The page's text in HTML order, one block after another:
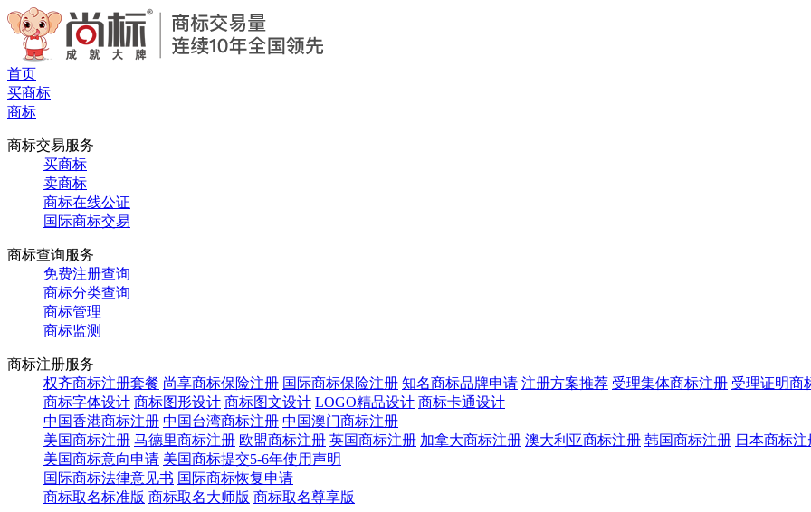
首页
买商标
商标
商标交易服务
买商标
卖商标
商标在线公证
国际商标交易
商标查询服务
免费注册查询
商标分类查询
商标管理
商标监测
商标注册服务
权齐商标注册套餐 尚享商标保险注册 国际商标保险注册 知名商标品牌申请 注册方案推荐 受理集体商标注册 受理证明商
商标字体设计 商标图形设计 商标图文设计 LOGO精品设计 商标卡通设计
中国香港商标注册 中国台湾商标注册 中国澳门商标注册
美国商标注册 马德里商标注册 欧盟商标注册 英国商标注册 加拿大商标注册 澳大利亚商标注册 韩国商标注册 日本商标注
美国商标意向申请 美国商标提交5-6年使用声明
国际商标法律意见书 国际商标恢复申请
商标取名标准版 商标取名大师版 商标取名尊享版